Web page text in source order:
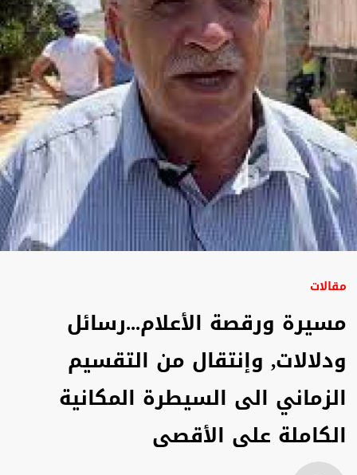
مقالات
مسيرة ورقصة الأعلام...رسائل
ودلالات, وإنتقال من التقسيم
الزماني الى السيطرة المكانية
الكاملة على الأقصى